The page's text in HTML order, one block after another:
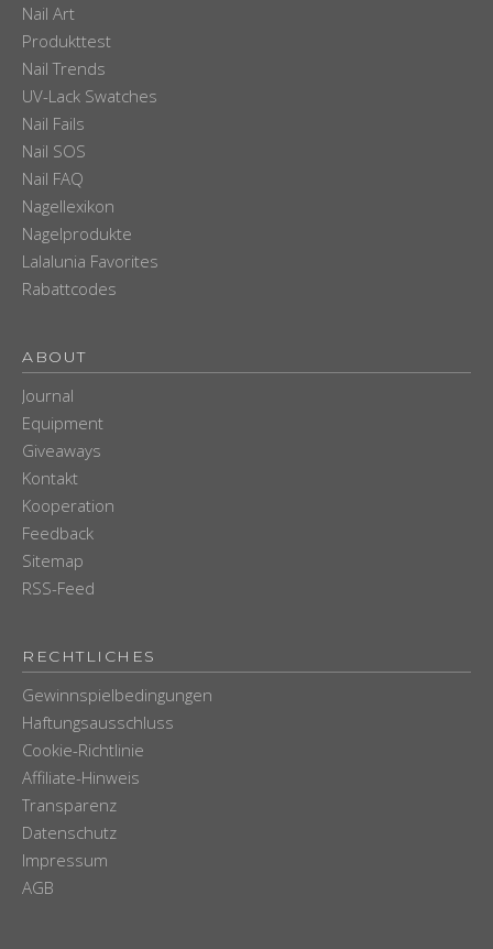
Nail Art
Produkttest
Nail Trends
UV-Lack Swatches
Nail Fails
Nail SOS
Nail FAQ
Nagellexikon
Nagelprodukte
Lalalunia Favorites
Rabattcodes
ABOUT
Journal
Equipment
Giveaways
Kontakt
Kooperation
Feedback
Sitemap
RSS-Feed
RECHTLICHES
Gewinnspielbedingungen
Haftungsausschluss
Cookie-Richtlinie
Affiliate-Hinweis
Transparenz
Datenschutz
Impressum
AGB